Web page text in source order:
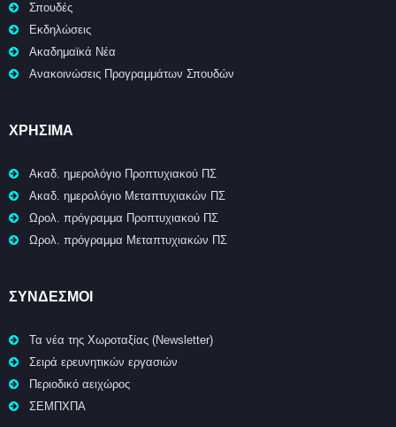
Σπουδές
Εκδηλώσεις
Ακαδημαϊκά Νέα
Ανακοινώσεις Προγραμμάτων Σπουδών
ΧΡΉΣΙΜΑ
Ακαδ. ημερολόγιο Προπτυχιακού ΠΣ
Ακαδ. ημερολόγιο Μεταπτυχιακών ΠΣ
Ωρολ. πρόγραμμα Προπτυχιακού ΠΣ
Ωρολ. πρόγραμμα Μεταπτυχιακών ΠΣ
ΣΥΝΔΕΣΜΟΙ
Τα νέα της Χωροταξίας (Newsletter)
Σειρά ερευνητικών εργασιών
Περιοδικό αειχώρος
ΣΕΜΠΧΠΑ